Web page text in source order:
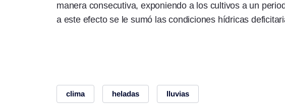
manera consecutiva, exponiendo a los cultivos a un
a este efecto se le sumó las condiciones hídricas
clima heladas lluvias